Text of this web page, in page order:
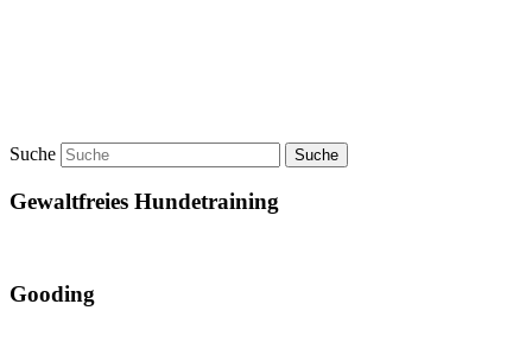
Suche
Gewaltfreies Hundetraining
Gooding